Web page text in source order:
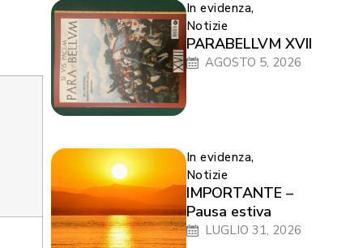
In evidenza,
Notizie
PARABELLVM XVII
AGOSTO 5, 2026
In evidenza,
Notizie
IMPORTANTE –
Pausa estiva
LUGLIO 31, 2026